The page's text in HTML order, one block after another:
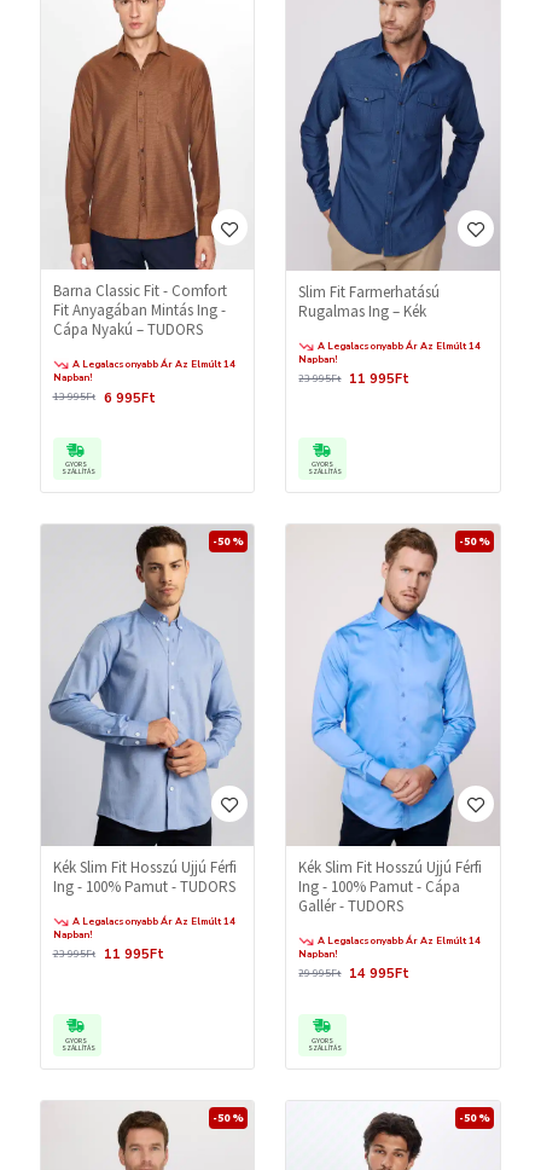
Barna Classic Fit - Comfort
Fit Anyagában Mintás Ing -
Cápa Nyakú – TUDORS
A Legalacsonyabb Ár Az Elmúlt 14
Napban!
6 995Ft
13 995Ft
GYORS
SZÁLLÍTÁS
Slim Fit Farmerhatású
Rugalmas Ing – Kék
A Legalacsonyabb Ár Az Elmúlt 14
Napban!
11 995Ft
23 995Ft
GYORS
SZÁLLÍTÁS
-50 %
Kék Slim Fit Hosszú Ujjú Férfi
Ing - 100% Pamut - TUDORS
A Legalacsonyabb Ár Az Elmúlt 14
Napban!
11 995Ft
23 995Ft
GYORS
SZÁLLÍTÁS
-50 %
Kék Slim Fit Hosszú Ujjú Férfi
Ing - 100% Pamut - Cápa
Gallér - TUDORS
A Legalacsonyabb Ár Az Elmúlt 14
Napban!
14 995Ft
29 995Ft
GYORS
SZÁLLÍTÁS
-50 % -50 %